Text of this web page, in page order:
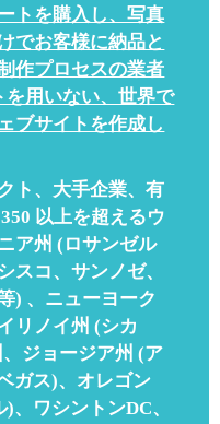
トを購入し、写真
でお客様に納品と
作プロセスの業者
用いない、世界で
ブサイトを作成し
ト、大手企業、有
以上を超えるウ
ア州 (ロサンゼル
スコ、サンノゼ、
) 、ニューヨーク
リノイ州 (シカ
ジョージア州 (ア
ガス)、オレゴン
、ワシントンDC、